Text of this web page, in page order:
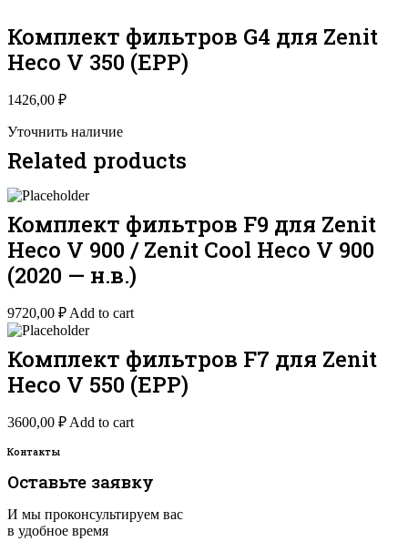
Комплект фильтров G4 для Zenit
Heco V 350 (EPP)
1426,00 ₽
Уточнить наличие
Related products
Комплект фильтров F9 для Zenit
Heco V 900 / Zenit Cool Heco V 900
(2020 — н.в.)
9720,00 ₽ Add to cart
Комплект фильтров F7 для Zenit
Heco V 550 (EPP)
3600,00 ₽ Add to cart
Контакты
Оставьте заявку
И мы проконсультируем вас
в удобное время